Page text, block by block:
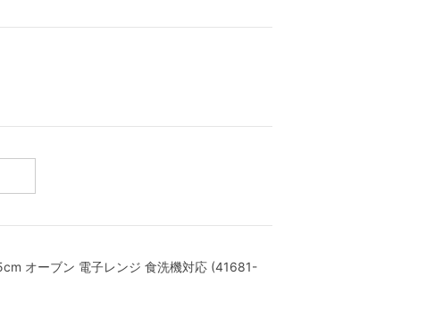
オーブン 電子レンジ 食洗機対応 (41681-